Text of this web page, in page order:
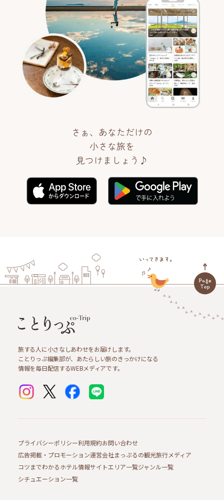
さぁ、あなただけの
小さな旅を
見つけましょう♪
旅する人に小さなしあわせをお届けします。
ことりっぷ編集部が、あたらしい旅のきっかけになる
情報を毎日配信するWEBメディアです。
プライバシーポリシー利用規約お問い合わせ
広告掲載・プロモーション運営会社まっぷるの観光旅行メディア
コツまでわかるホテル情報サイトエリア一覧ジャンル一覧
シチュエーション一覧